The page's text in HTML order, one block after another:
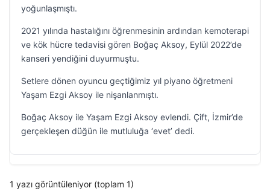
yoğunlaşmıştı.
2021 yılında hastalığını öğrenmesinin ardından kemoterapi
ve kök hücre tedavisi gören Boğaç Aksoy, Eylül 2022’de
kanseri yendiğini duyurmuştu.
Setlere dönen oyuncu geçtiğimiz yıl piyano öğretmeni
Yaşam Ezgi Aksoy ile nişanlanmıştı.
Boğaç Aksoy ile Yaşam Ezgi Aksoy evlendi. Çift, İzmir’de
gerçekleşen düğün ile mutluluğa ‘evet’ dedi.
1 yazı görüntüleniyor (toplam 1)